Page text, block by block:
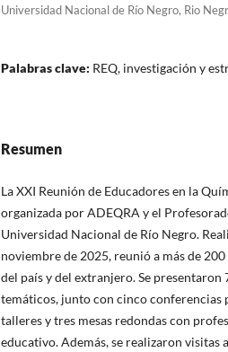
Universidad Nacional de Río Negro, Rio
Palabras clave: REQ, investigación y
Resumen
La XXI Reunión de Educadores en la
organizada por ADEQRA y el
Universidad Nacional de Río Negro.
noviembre de 2025, reunió a más de
del país y del extranjero. Se
temáticos, junto con cinco conferencias
talleres y tres mesas redondas con
educativo. Además, se realizaron